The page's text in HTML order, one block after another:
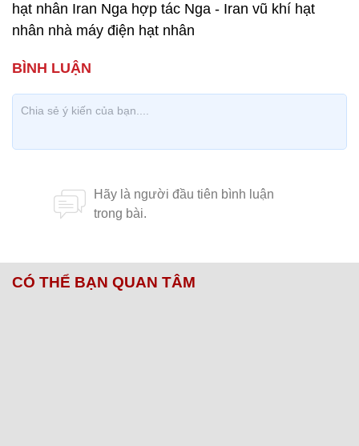
hạt nhân Iran Nga hợp tác Nga - Iran vũ khí hạt
nhân nhà máy điện hạt nhân
CÓ THỂ BẠN QUAN TÂM